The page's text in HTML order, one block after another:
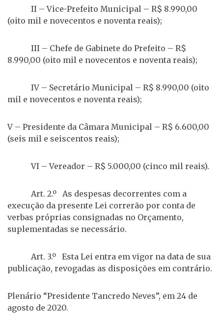
II – Vice-Prefeito Municipal – R$ 8.990,00
(oito mil e novecentos e noventa reais);
III – Chefe de Gabinete do Prefeito – R$
8.990,00 (oito mil e novecentos e noventa reais);
IV – Secretário Municipal – R$ 8.990,00 (oito
mil e novecentos e noventa reais);
V – Presidente da Câmara Municipal – R$ 6.600,00
(seis mil e seiscentos reais);
VI – Vereador – R$ 5.000,00 (cinco mil reais).
Art. 2.º As despesas decorrentes com a
execução da presente Lei correrão por conta de
verbas próprias consignadas no Orçamento,
suplementadas se necessário.
Art. 3.º Esta Lei entra em vigor na data de sua
publicação, revogadas as disposições em contrário.
Plenário “Presidente Tancredo Neves”, em 24 de
agosto de 2020.